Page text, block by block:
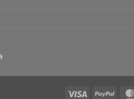
Visa PayPal